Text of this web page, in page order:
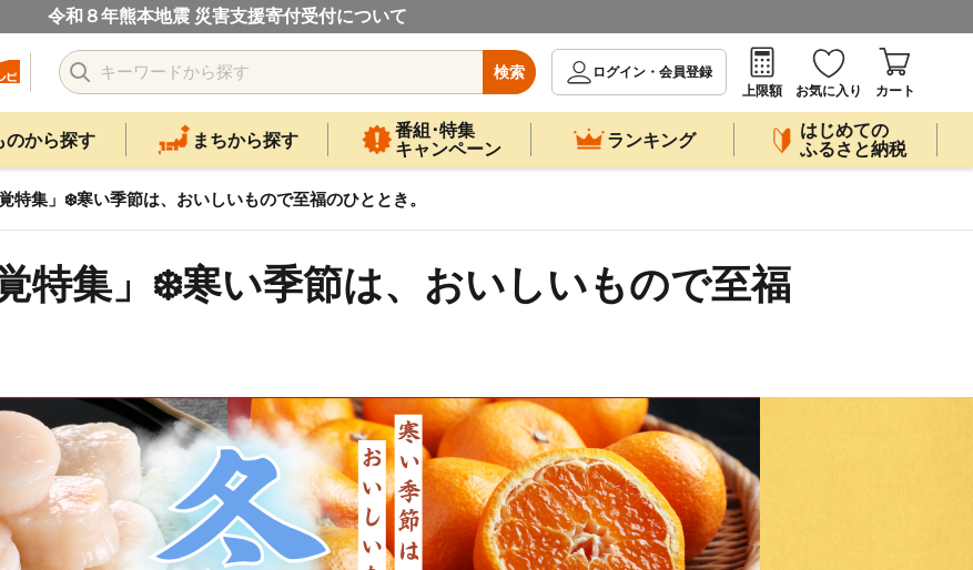
令和８年熊本地震 災害支援寄付受付について
検索
ログイン・会員登録
上限額
お気に入り カート
のから探す まちから探す
番組･特集
キャンペーン
ランキング
はじめての
ふるさと納税
特集」❄️寒い季節は、おいしいもので至福のひととき。
特集」❄️寒い季節は、おいしいもので至福